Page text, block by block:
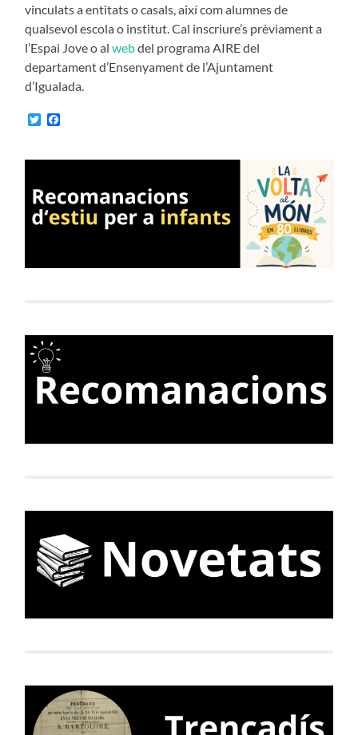
vinculats a entitats o casals, així com alumnes de
qualsevol escola o institut. Cal inscriure’s prèviament a
l’Espai Jove o alwebdel programa AIRE del
departament d’Ensenyament de l’Ajuntament
d’Igualada.
Twitter